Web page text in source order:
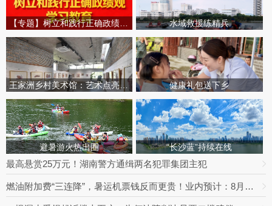
水域救援练精兵
王家洲乡村美术馆：艺术点亮田园乡村 健康礼包送下乡
避暑游火热出圈 “长沙蓝”持续在线
最高悬赏25万元！湖南警方通缉两名犯罪集团主犯
燃油附加费“三连降”，暑运机票钱反而更贵！业内预计：8月下旬将迎回落拐点